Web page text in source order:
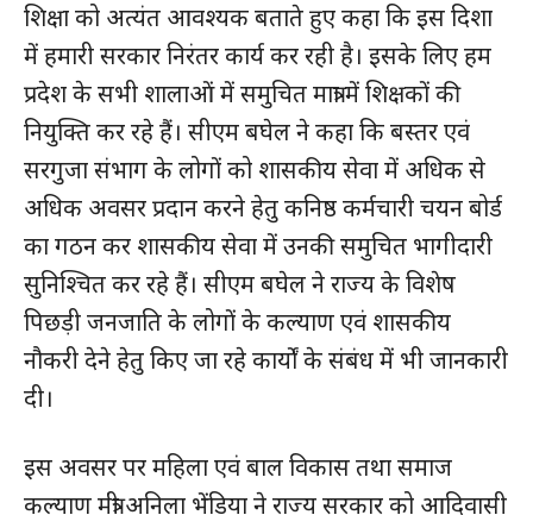
SUBSCRIBE NOW
क्विक लिंक्स
मुख्य पेज
हमारे बारे में
संपर्क करें
शिक्षा को अत्यंत आवश्यक बताते हुए कहा कि इस दिशा
में हमारी सरकार निरंतर कार्य कर रही है। इसके लिए हम
प्रदेश के सभी शालाओं में समुचित मात्रा में शिक्षकों की
नियुक्ति कर रहे हैं। सीएम बघेल ने कहा कि बस्तर एवं
सरगुजा संभाग के लोगों को शासकीय सेवा में अधिक से
अधिक अवसर प्रदान करने हेतु कनिष्ठ कर्मचारी चयन बोर्ड
का गठन कर शासकीय सेवा में उनकी समुचित भागीदारी
सुनिश्चित कर रहे हैं। सीएम बघेल ने राज्य के विशेष
पिछड़ी जनजाति के लोगों के कल्याण एवं शासकीय
नौकरी देने हेतु किए जा रहे कार्यों के संबंध में भी जानकारी
दी।
इस अवसर पर महिला एवं बाल विकास तथा समाज
कल्याण मंत्री अनिला भेंडिया ने राज्य सरकार को आदिवासी